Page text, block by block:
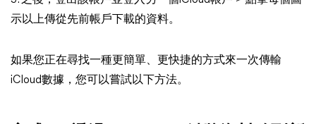
示以上傳從先前帳戶下載的資料。
如果您正在尋找一種更簡單、更快捷的方式來一次傳輸
iCloud數據，您可以嘗試以下方法。